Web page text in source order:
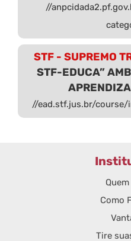
//
STF - SUPREMO
STF-EDUCA”
//ead.stf.jus.br/course/
Como
Tire